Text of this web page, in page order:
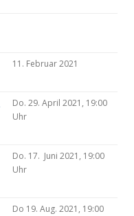
11. Februar 2021
Do. 29. April 2021, 19:00
Uhr
Do. 17. Juni 2021, 19:00
Uhr
Do 19. Aug. 2021, 19:00